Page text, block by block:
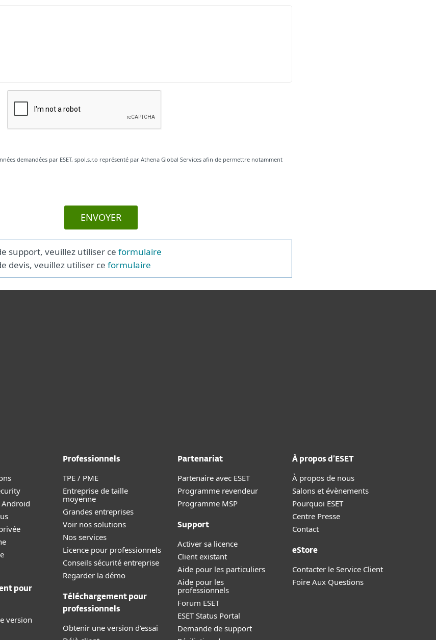
demandées par ESET, spol.s.r.o représenté par Athena Global Services afin de permettre notamment
ENVOYER
support, veuillez utiliser ce formulaire
devis, veuillez utiliser ce formulaire
pour
version
Professionnels
TPE / PME
Entreprise de taille
moyenne
Grandes entreprises
Voir nos solutions
Nos services
Licence pour professionnels
Conseils sécurité entreprise
Regarder la démo
Téléchargement pour
professionnels
Obtenir une version d’essai
Partenariat
Partenaire avec ESET
Programme revendeur
Programme MSP
Support
Activer sa licence
Client existant
Aide pour les particuliers
Aide pour les
professionnels
Forum ESET
ESET Status Portal
Demande de support
À propos d’ESET
À propos de nous
Salons et évènements
Pourquoi ESET
Centre Presse
Contact
eStore
Contacter le Service Client
Foire Aux Questions